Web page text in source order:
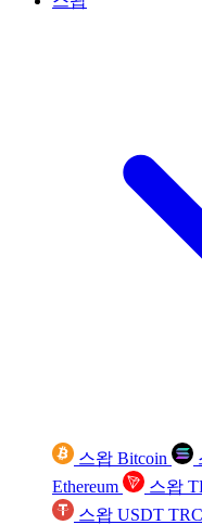
스왑 Bitcoin
Ethereum
스왑
스왑 USDT